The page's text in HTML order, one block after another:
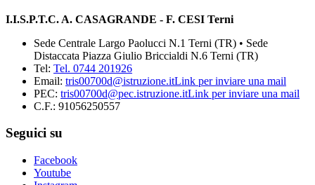
I.I.S.P.T.C. A. CASAGRANDE - F. CESI Terni
Sede Centrale Largo Paolucci N.1 Terni (TR) • Sede
Distaccata Piazza Giulio Briccialdi N.6 Terni (TR)
Tel: Tel. 0744 201926
Email: tris00700d@istruzione.itLink per inviare una mail
PEC: tris00700d@pec.istruzione.itLink per inviare una mail
C.F.: 91056250557
Seguici su
Facebook
Youtube